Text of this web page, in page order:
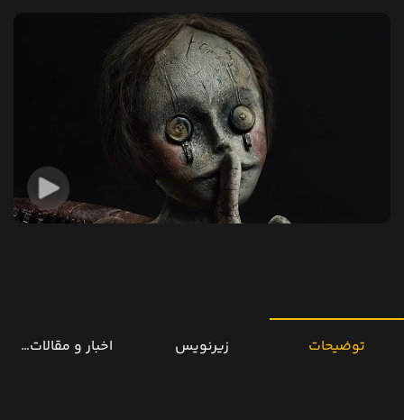
توضیحات زیرنویس اخبار و مقالات